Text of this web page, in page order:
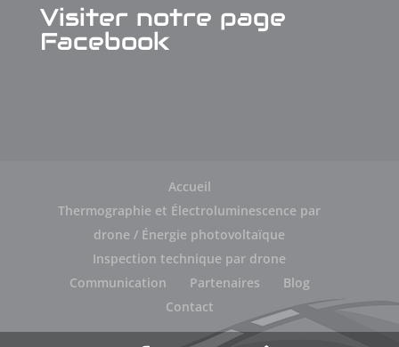
Visiter notre page
Facebook
Accueil
Thermographie et Électroluminescence par
drone / Énergie photovoltaïque
Inspection technique par drone
Communication
Partenaires
Blog
Contact